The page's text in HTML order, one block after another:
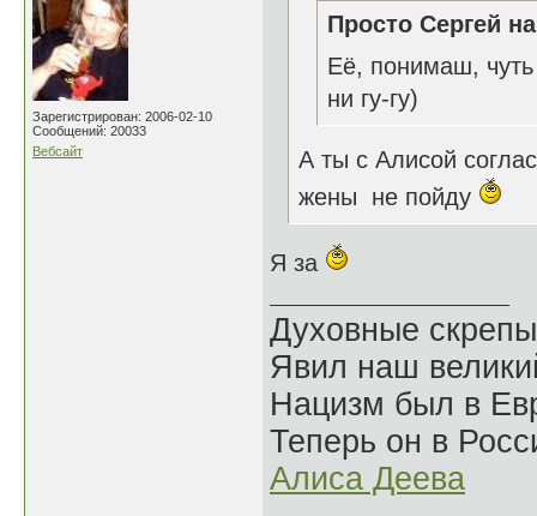
Зарегистрирован: 2006-02-10
Сообщений: 20033
Вебсайт
Просто Сергей
Её, понимаш,
ни гу-гу)
А ты с Алисой
жены не пойду
Я за
Духовные
Явил наш
Нацизм был в
Теперь он в
Алиса Деева